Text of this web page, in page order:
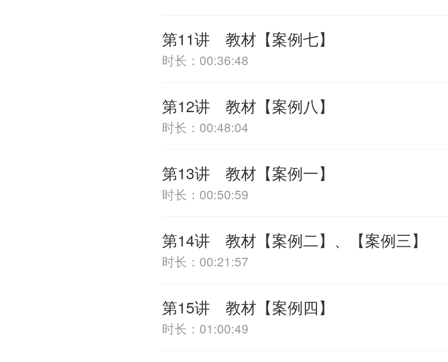
第11讲 教材【案例七】
时长：00:36:48
第12讲 教材【案例八】
时长：00:48:04
第13讲 教材【案例一】
时长：00:50:59
第14讲 教材【案例二】、【案例三】
时长：00:21:57
第15讲 教材【案例四】
时长：01:00:49